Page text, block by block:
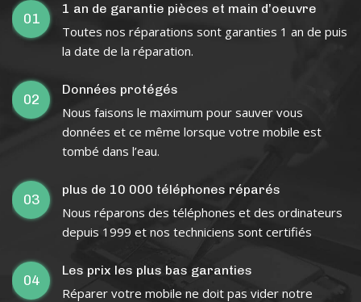
01
1 an de garantie pièces et main d’oeuvre
Toutes nos réparations sont garanties 1 an de puis
la date de la réparation.
02
Données protégés
Nous faisons le maximum pour sauver vous
données et ce même lorsque votre mobile est
tombé dans l’eau.
03
plus de 10 000 téléphones réparés
Nous réparons des téléphones et des ordinateurs
depuis 1999 et nos techniciens sont certifiés
04
Les prix les plus bas garanties
Réparer votre mobile ne doit pas vider notre